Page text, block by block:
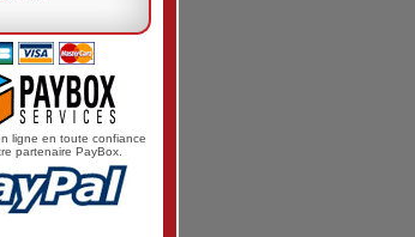
ligne en toute confiance
partenaire PayBox.